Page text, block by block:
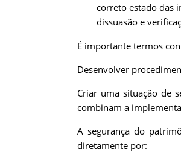
correto estado das
dissuasão e
É importante termos
Desenvolver
Criar uma situação de
combinam a
A segurança do
diretamente por: